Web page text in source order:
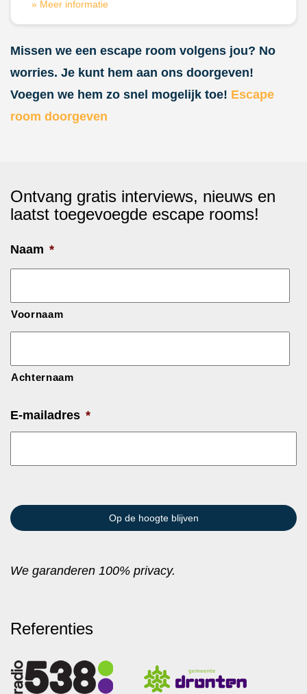
» Meer informatie
Missen we een escape room volgens jou? No
worries. Je kunt hem aan ons doorgeven!
Voegen we hem zo snel mogelijk toe! Escape
room doorgeven
Ontvang gratis interviews, nieuws en
laatst toegevoegde escape rooms!
Naam *
Voornaam
Achternaam
E-mailadres *
We garanderen 100% privacy.
Referenties